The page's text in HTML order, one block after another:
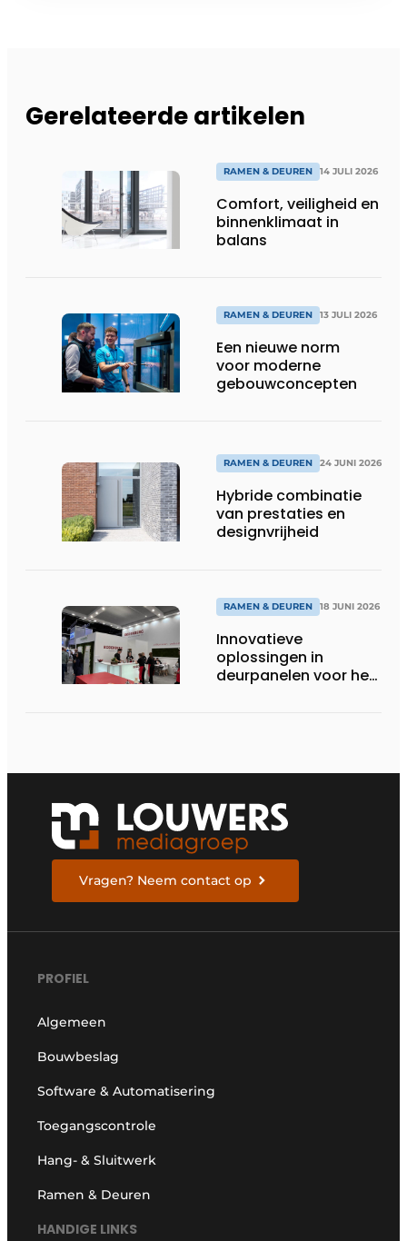
Gerelateerde artikelen
RAMEN & DEUREN 14 JULI 2026
Comfort, veiligheid en
binnenklimaat in
balans
RAMEN & DEUREN 13 JULI 2026
Een nieuwe norm
voor moderne
gebouwconcepten
RAMEN & DEUREN 24 JUNI 2026
Hybride combinatie
van prestaties en
designvrijheid
RAMEN & DEUREN 18 JUNI 2026
Innovatieve
oplossingen in
deurpanelen voor het
Vragen? Neem contact op
PROFIEL
Algemeen
Bouwbeslag
Software & Automatisering
Toegangscontrole
Hang- & Sluitwerk
Ramen & Deuren
HANDIGE LINKS